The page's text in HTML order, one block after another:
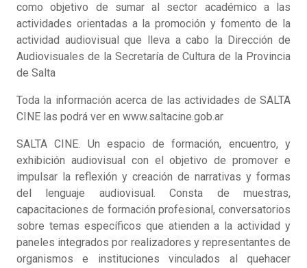
como objetivo de sumar al sector académico a las
actividades orientadas a la promoción y fomento de la
actividad audiovisual que lleva a cabo la Dirección de
Audiovisuales de la Secretaría de Cultura de la Provincia
de Salta
Toda la información acerca de las actividades de SALTA
CINE las podrá ver en www.saltacine.gob.ar
SALTA CINE. Un espacio de formación, encuentro, y
exhibición audiovisual con el objetivo de promover e
impulsar la reflexión y creación de narrativas y formas
del lenguaje audiovisual. Consta de muestras,
capacitaciones de formación profesional, conversatorios
sobre temas específicos que atienden a la actividad y
paneles integrados por realizadores y representantes de
organismos e instituciones vinculados al quehacer